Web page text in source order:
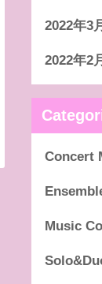
2022年3月
2022年2月
Concert
Music